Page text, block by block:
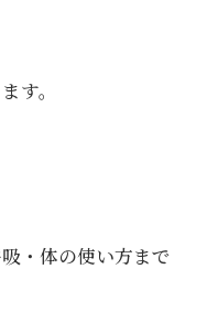
す。
・体の使い方まで